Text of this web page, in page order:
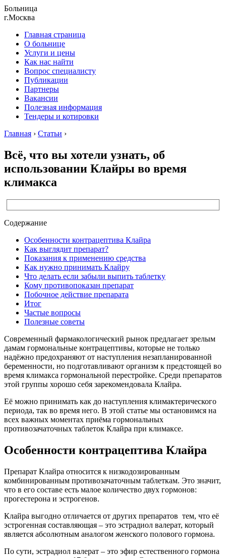
Больница
г.Москва
Главная страница
О больнице
Услуги и цены
Как нас найти
Вопрос специалисту
Публикации
Партнеры
Вакансии
Полезная информация
Тендеры и котировки
Главная › Статьи ›
Всё, что вы хотели узнать, об
использовании Клайры во время
климакса
Содержание
Особенности контрацептива Клайра
Как выглядит препарат?
Показания к применению средства
Как нужно принимать Клайру
Что делать если забыли выпить таблетку
Кому противопоказан препарат
Побочное действие препарата
Итог
Частые вопросы
Полезные советы
Современный фармакологический рынок предлагает зрелым
дамам гормональные контрацептивы, которые не только
надёжно предохраняют от наступления незапланированной
беременности, но подготавливают организм к предстоящей во
время климакса гормональной перестройке. Среди препаратов
этой группы хорошо себя зарекомендовала Клайра.
Её можно принимать как до наступления климактерического
периода, так во время него. В этой статье мы остановимся на
всех важных моментах приёма гормональных
противозачаточных таблеток Клайра при климаксе.
Особенности контрацептива Клайра
Препарат Клайра относится к низкодозированным
комбинированным противозачаточным таблеткам. Это значит,
что в его составе есть малое количество двух гормонов:
прогестерона и эстрогенов.
Клайра выгодно отличается от других препаратов тем, что её
эстрогенная составляющая – это эстрадиол валерат, который
является абсолютным аналогом женского полового гормона.
По сути, эстрадиол валерат – это эфир естественного гормона